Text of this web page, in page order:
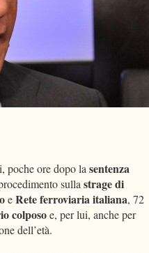
poche ore dopo la sentenza
sulla strage di
eRete ferroviaria italiana, 72
colposoe, per lui, anche per
dell’età.